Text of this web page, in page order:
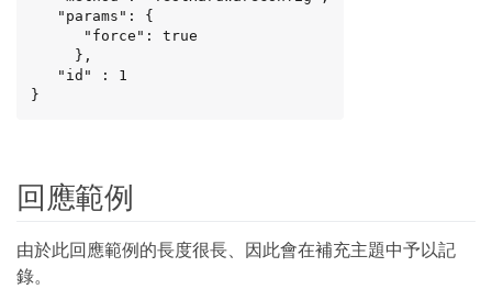
}
回應範例
由於此回應範例的長度很長、因此會在補充主題中予以記
錄。